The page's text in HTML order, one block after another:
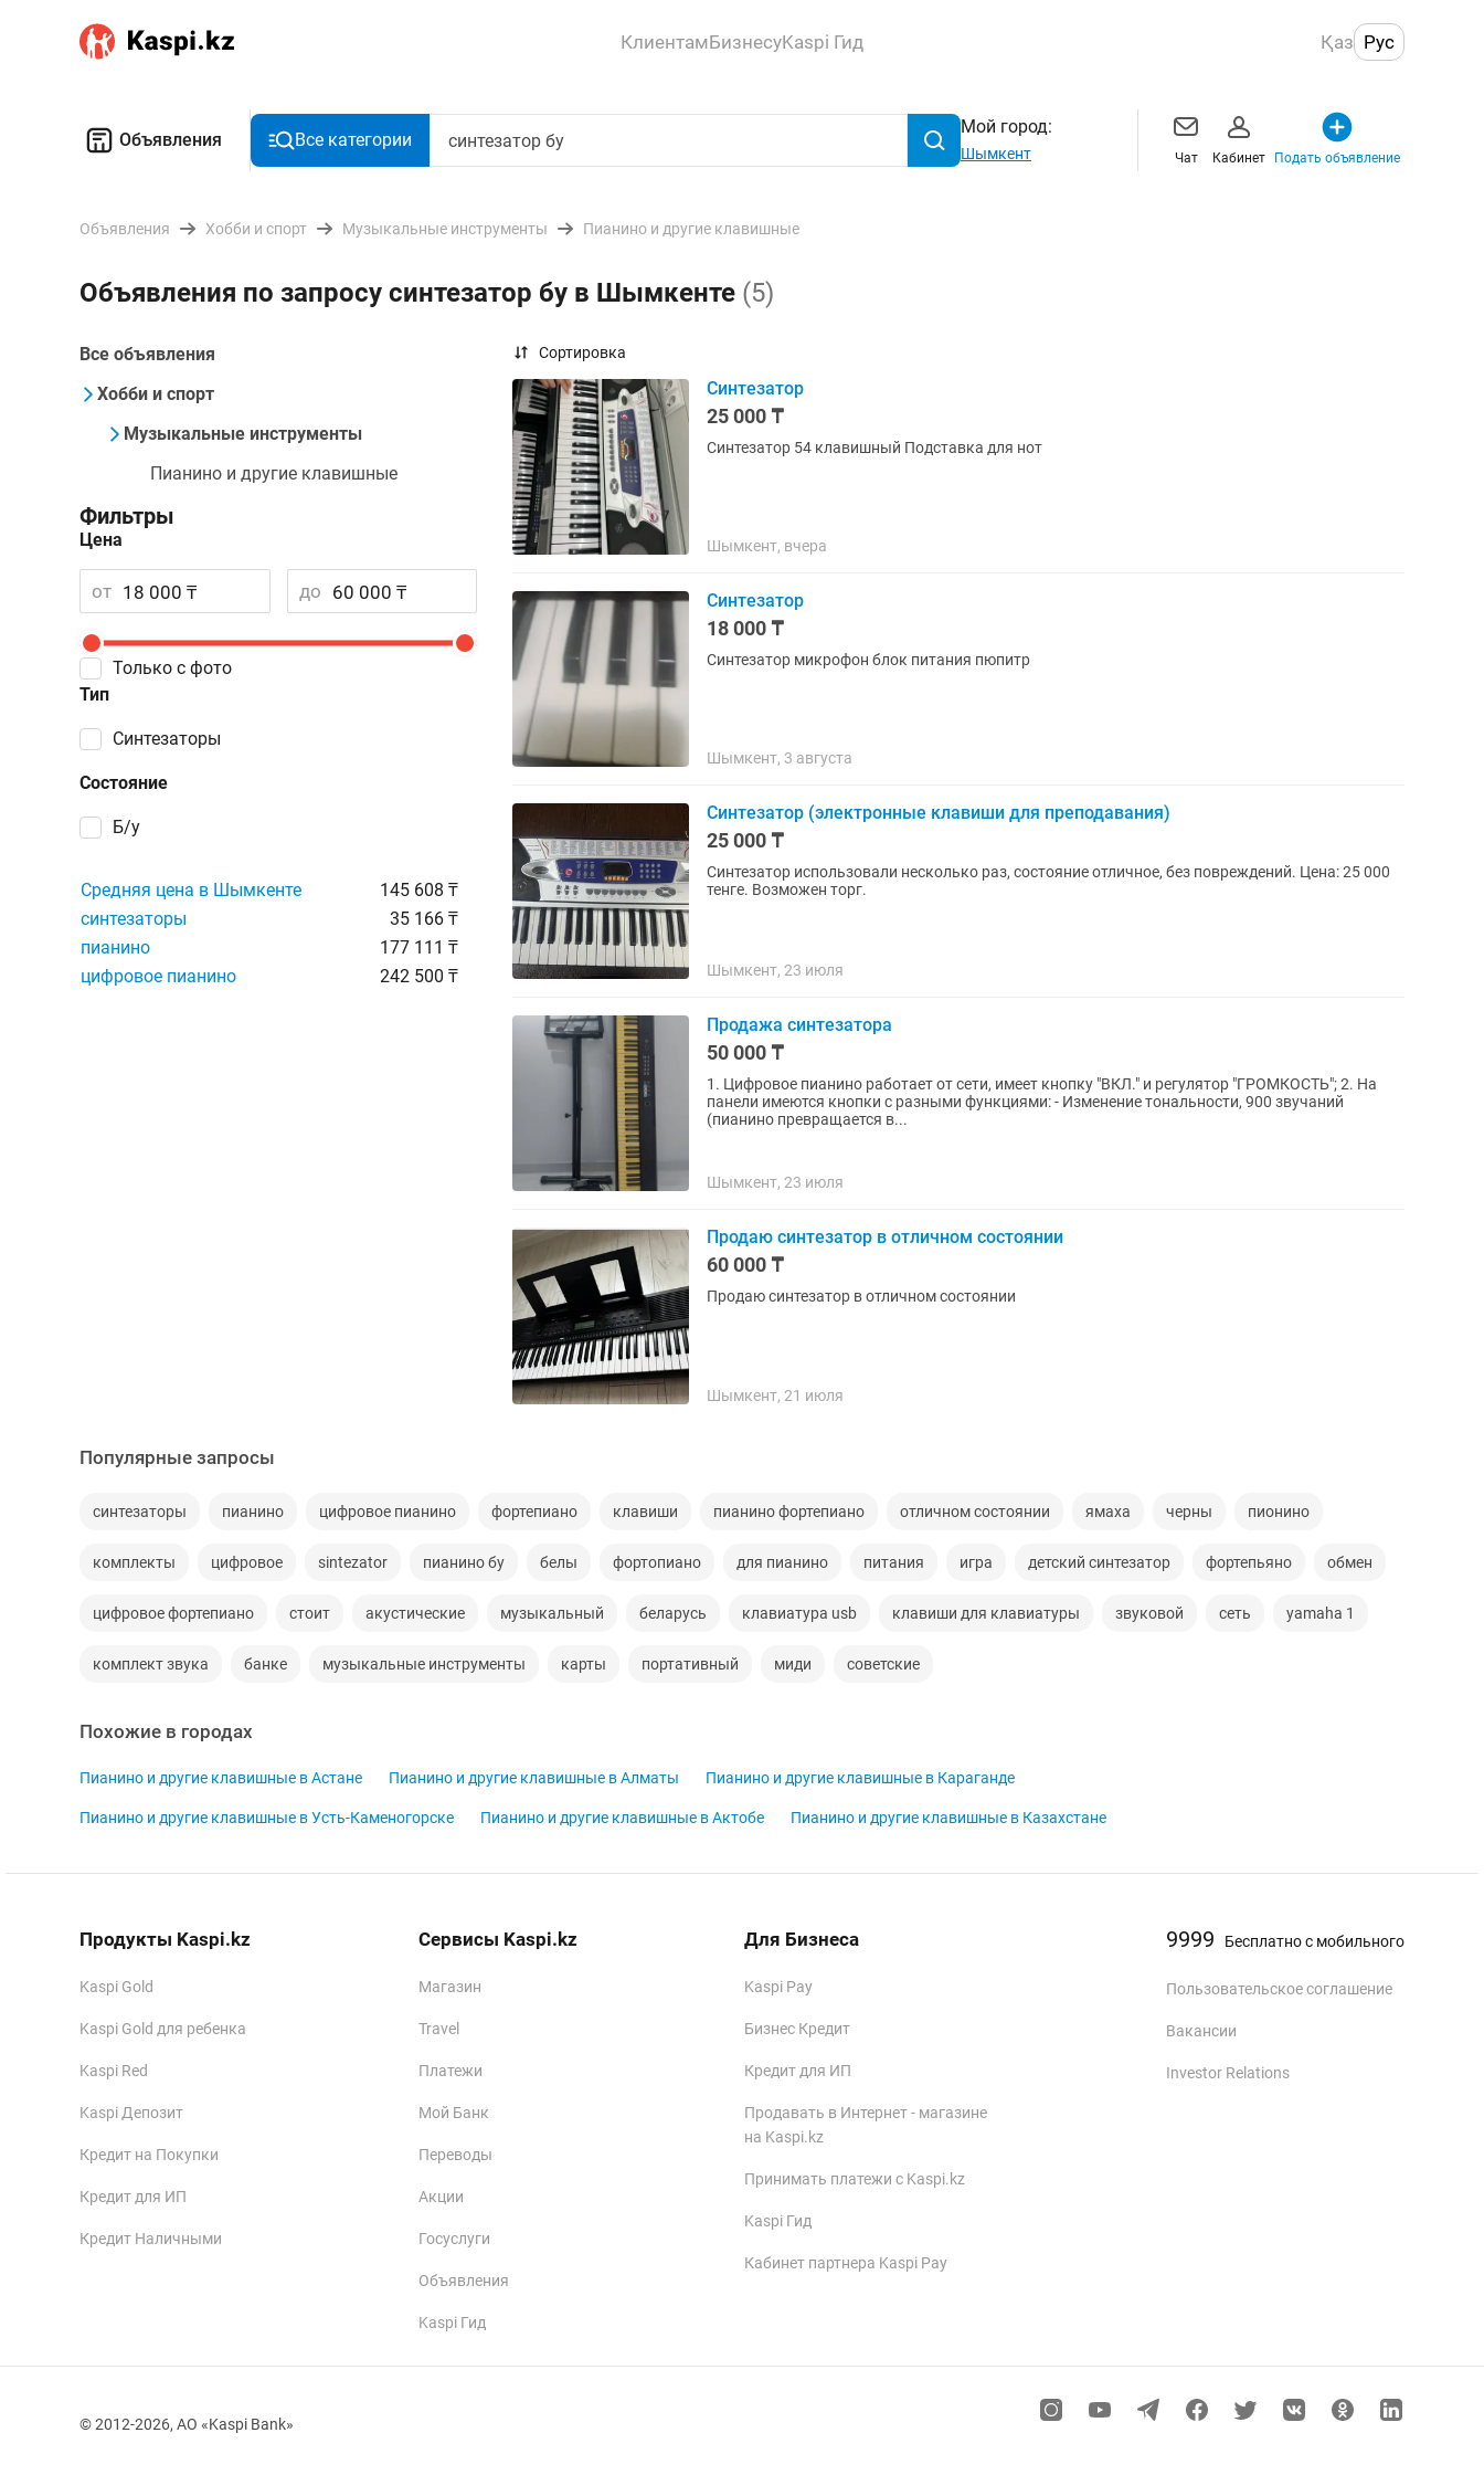
КлиентамБизнесуKaspi Гид Қаз Рус
Объявления Все категории
Мой город:
Шымкент Чат Кабинет Подать объявление
Объявления Хобби и спорт Музыкальные инструменты Пианино и другие клавишные
Объявления по запросу синтезатор бу в Шымкенте (5)
Все объявления
Хобби и спорт
Музыкальные инструменты
Пианино и другие клавишные
Фильтры
Цена
от до
Тип
синтезаторы
Состояние
Б/у
Только с фото
Средняя цена в Шымкенте
145 608 ₸
синтезаторы
35 166 ₸
пианино
177 111 ₸
цифровое пианино
242 500 ₸
Сортировка
Синтезатор
25 000 ₸
Синтезатор 54 клавишный Подставка для нот
Шымкент, вчера
Синтезатор
18 000 ₸
Синтезатор микрофон блок питания пюпитр
Шымкент, 3 августа
Синтезатор (электронные клавиши для преподавания)
25 000 ₸
Синтезатор использовали несколько раз, состояние отличное, без повреждений. Цена: 25 000
тенге. Возможен торг.
Шымкент, 23 июля
Продажа синтезатора
50 000 ₸
1. Цифровое пианино работает от сети, имеет кнопку "ВКЛ." и регулятор "ГРОМКОСТЬ"; 2. На
панели имеются кнопки с разными функциями: - Изменение тональности, 900 звучаний
(пианино превращается в...
Шымкент, 23 июля
Продаю синтезатор в отличном состоянии
60 000 ₸
Продаю синтезатор в отличном состоянии
Шымкент, 21 июля
Популярные запросы
синтезаторы пианино цифровое пианино фортепиано клавиши пианино фортепиано отличном состоянии ямаха черны пионино
комплекты цифровое sintezator пианино бу белы фортопиано для пианино питания игра детский синтезатор фортепьяно обмен
цифровое фортепиано стоит акустические музыкальный беларусь клавиатура usb клавиши для клавиатуры звуковой сеть yamaha 1
комплект звука банке музыкальные инструменты карты портативный миди советские
Похожие в городах
Пианино и другие клавишные в Астане Пианино и другие клавишные в Алматы Пианино и другие клавишные в Караганде
Пианино и другие клавишные в Усть-Каменогорске Пианино и другие клавишные в Актобе Пианино и другие клавишные в Казахстане
Продукты Kaspi.kz
Kaspi Gold
Kaspi Gold для ребенка
Kaspi Red
Kaspi Депозит
Кредит на Покупки
Кредит для ИП
Кредит Наличными
Сервисы Kaspi.kz
Магазин
Travel
Платежи
Мой Банк
Переводы
Акции
Госуслуги
Объявления
Kaspi Гид
Для Бизнеса
Kaspi Pay
Бизнес Кредит
Кредит для ИП
Продавать в Интернет - магазине
на Kaspi.kz
Принимать платежи с Kaspi.kz
Kaspi Гид
Кабинет партнера Kaspi Pay
9999 Бесплатно с мобильного
Пользовательское соглашение
Вакансии
Investor Relations
© 2012-2026, АО «Kaspi Bank»